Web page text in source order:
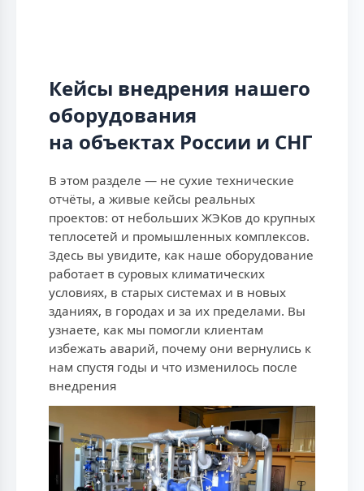
Кейсы внедрения нашего
оборудования
на объектах России и СНГ
В этом разделе — не сухие технические
отчёты, а живые кейсы реальных
проектов: от небольших ЖЭКов до крупных
теплосетей и промышленных комплексов.
Здесь вы увидите, как наше оборудование
работает в суровых климатических
условиях, в старых системах и в новых
зданиях, в городах и за их пределами. Вы
узнаете, как мы помогли клиентам
избежать аварий, почему они вернулись к
нам спустя годы и что изменилось после
внедрения